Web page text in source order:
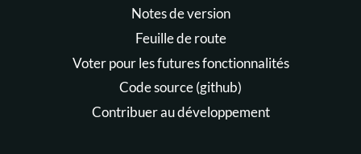
Notes de version
Feuille de route
Voter pour les futures fonctionnalités
Code source (github)
Contribuer au développement